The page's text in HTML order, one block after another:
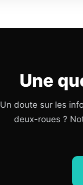
Une
Un doute sur les
deux-roues ?